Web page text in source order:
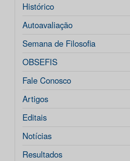
Histórico
Autoavaliação
Semana de Filosofia
OBSEFIS
Fale Conosco
Artigos
Editais
Notícias
Resultados